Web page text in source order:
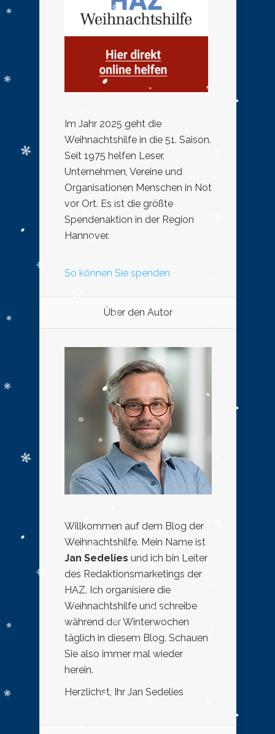
Im Jahr 2025 geht die
Weihnachtshilfe in die 51. Saison.
Seit 1975 helfen Leser,
Unternehmen, Vereine und
Organisationen Menschen in Not
vor Ort. Es ist die größte
Spendenaktion in der Region
Hannover.
So können Sie spenden
Über den Autor
Willkommen auf dem Blog der
Weihnachtshilfe. Mein Name ist
Jan Sedelies und ich bin Leiter
des Redaktionsmarketings der
HAZ. Ich organisiere die
Weihnachtshilfe und schreibe
während der Winterwochen
täglich in diesem Blog. Schauen
Sie also immer mal wieder
herein.
Herzlichst, Ihr Jan Sedelies